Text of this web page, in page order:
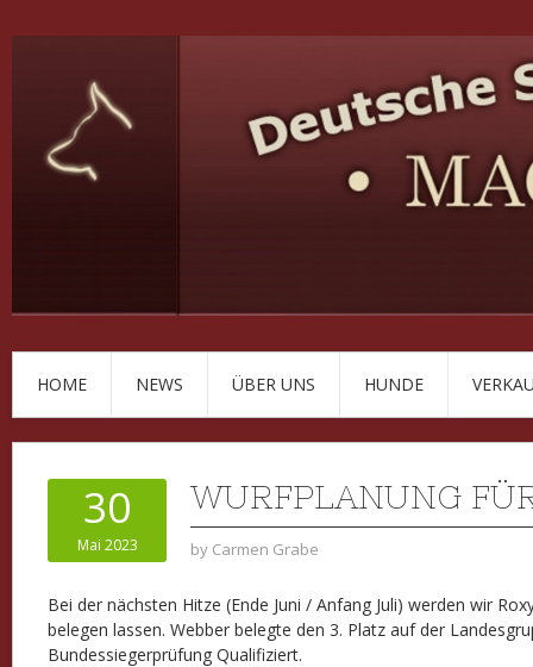
HOME NEWS ÜBER UNS HUNDE
30
Mai 2023
WURFPLANUNG
by Carmen Grabe
Bei der nächsten Hitze (Ende Juni / Anfang Juli) werden wir
belegen lassen. Webber belegte den 3. Platz auf der
Bundessiegerprüfung Qualifiziert.